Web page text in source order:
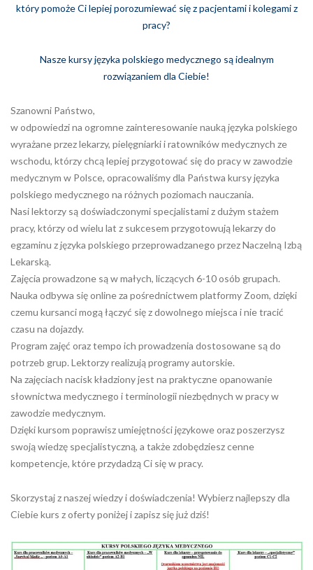
który pomoże Ci lepiej porozumiewać się z pacjentami i kolegami z
pracy?
Nasze kursy języka polskiego medycznego są idealnym
rozwiązaniem dla Ciebie!
Szanowni Państwo,
w odpowiedzi na ogromne zainteresowanie nauką języka polskiego
wyrażane przez lekarzy, pielęgniarki i ratowników medycznych ze
wschodu, którzy chcą lepiej przygotować się do pracy w zawodzie
medycznym w Polsce, opracowaliśmy dla Państwa kursy języka
polskiego medycznego na różnych poziomach nauczania.
Nasi lektorzy są doświadczonymi specjalistami z dużym stażem
pracy, którzy od wielu lat z sukcesem przygotowują lekarzy do
egzaminu z języka polskiego przeprowadzanego przez Naczelną Izbą
Lekarską.
Zajęcia prowadzone są w małych, liczących 6-10 osób grupach.
Nauka odbywa się online za pośrednictwem platformy Zoom, dzięki
czemu kursanci mogą łączyć się z dowolnego miejsca i nie tracić
czasu na dojazdy.
Program zajęć oraz tempo ich prowadzenia dostosowane są do
potrzeb grup. Lektorzy realizują programy autorskie.
Na zajęciach nacisk kładziony jest na praktyczne opanowanie
słownictwa medycznego i terminologii niezbędnych w pracy w
zawodzie medycznym.
Dzięki kursom poprawisz umiejętności językowe oraz poszerzysz
swoją wiedzę specjalistyczną, a także zdobędziesz cenne
kompetencje, które przydadzą Ci się w pracy.
Skorzystaj z naszej wiedzy i doświadczenia! Wybierz najlepszy dla
Ciebie kurs z oferty poniżej i zapisz się już dziś!